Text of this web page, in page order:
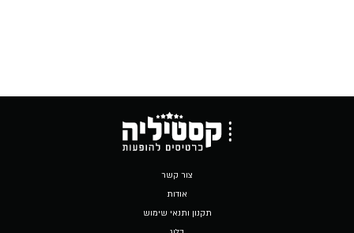
צור קשר
אודות
תקנון ותנאי שימוש